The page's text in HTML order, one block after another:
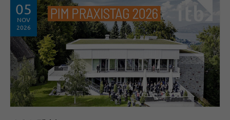
05
NOV
2026